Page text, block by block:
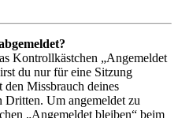
Kontrollkästchen „Angemeldet
du nur für eine Sitzung
den Missbrauch deines
Dritten. Um angemeldet zu
„Angemeldet bleiben“ beim